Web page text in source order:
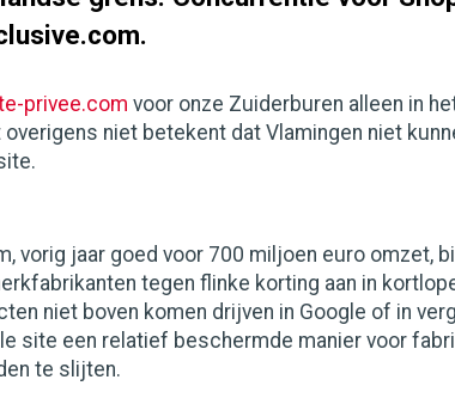
privee.com voor onze Zuiderburen alleen in
overigens niet betekent dat Vlamingen niet
vorig jaar goed voor 700 miljoen euro omzet,
tegen flinke korting aan in
niet boven komen drijven in Google of in
site een relatief beschermde manier voor
te slijten.